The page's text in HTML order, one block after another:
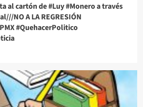
al cartón de #Luy #Monero a través
NO A LA REGRESIÓN
#QuehacerPolitico